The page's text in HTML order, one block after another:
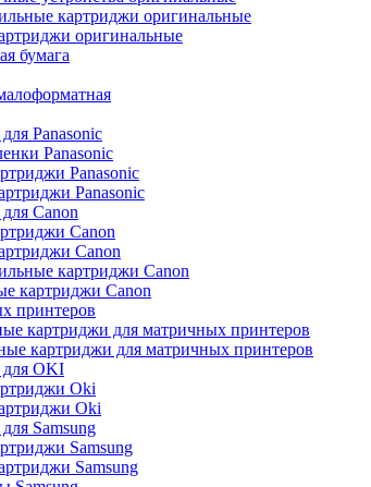
картриджи оригинальные
оригинальные
бумага
Panasonic
Panasonic
Panasonic
Panasonic
Canon
Canon
Canon
картриджи Canon
картриджи Canon
принтеров
картриджи для матричных принтеров
картриджи для матричных принтеров
OKI
Oki
Oki
Samsung
Samsung
Samsung